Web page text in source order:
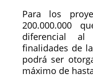
Para los
200.000.000
diferencial
finalidades de
podrá ser
máximo de